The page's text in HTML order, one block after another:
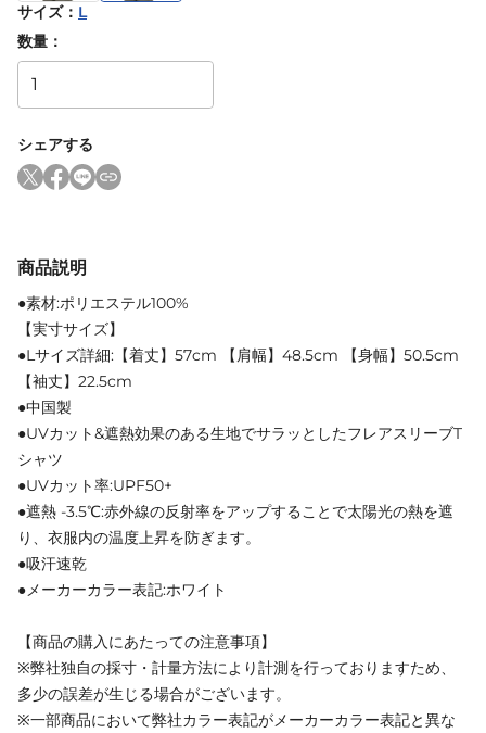
サイズ： L
数量：
シェアする
商品説明
●素材:ポリエステル100%
【実寸サイズ】
●Lサイズ詳細:【着丈】57cm 【肩幅】48.5cm 【身幅】50.5cm
【袖丈】22.5cm
●中国製
●UVカット&遮熱効果のある生地でサラッとしたフレアスリーブT
シャツ
●UVカット率:UPF50+
●遮熱 -3.5℃:赤外線の反射率をアップすることで太陽光の熱を遮
り、衣服内の温度上昇を防ぎます。
●吸汗速乾
●メーカーカラー表記:ホワイト
【商品の購入にあたっての注意事項】
※弊社独自の採寸・計量方法により計測を行っておりますため、
多少の誤差が生じる場合がございます。
※一部商品において弊社カラー表記がメーカーカラー表記と異な